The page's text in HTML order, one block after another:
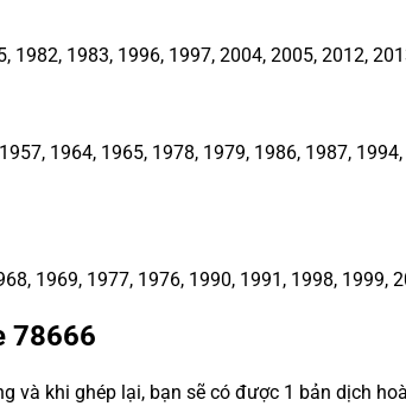
1983, 1996, 1997, 2004, 2005, 2012,
1964, 1965, 1978, 1979, 1986, 1987,
1969, 1977, 1976, 1990, 1991, 1998, 1999,
78666
khi ghép lại, bạn sẽ có được 1 bản dịch